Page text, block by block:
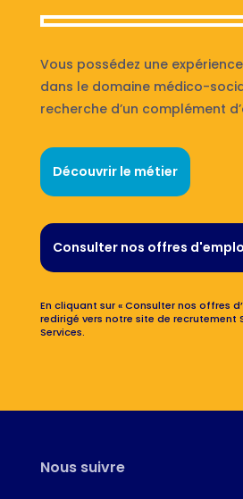
Vous possédez une
dans le domaine médico-
recherche d’un complément
Découvrir le métier
Consulter nos offres
En cliquant sur « Consulter nos offres
redirigé vers notre site de recrutement
Services.
Nous suivre